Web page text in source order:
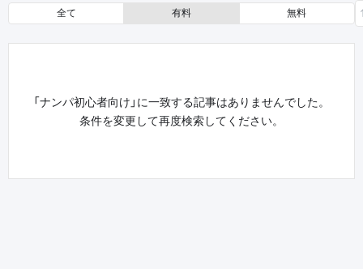
全て 有料 無料
「ナンパ初心者向け」に一致する記事はありませんでした。
条件を変更して再度検索してください。